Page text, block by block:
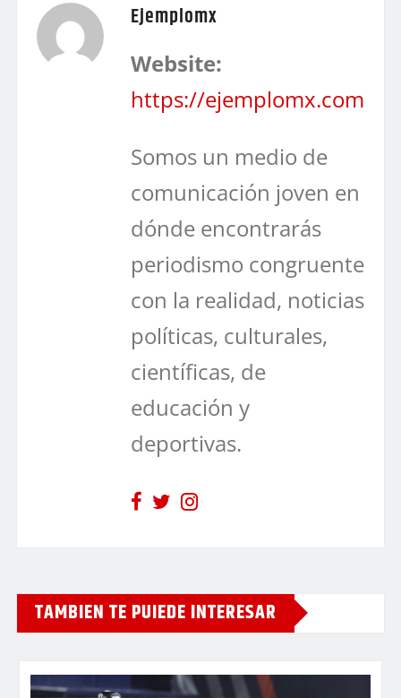
Ejemplomx
Website:
https://ejemplomx.com
Somos un medio de
comunicación joven en
dónde encontrarás
periodismo congruente
con la realidad, noticias
políticas, culturales,
científicas, de
educación y
deportivas.
TAMBIEN TE PUIEDE INTERESAR